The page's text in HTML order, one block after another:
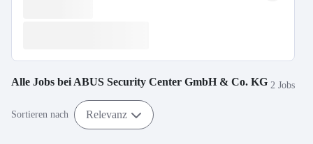
Alle Jobs bei ABUS Security Center GmbH & Co. KG 2 Jobs
Sortieren nach Relevanz